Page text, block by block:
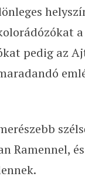
pedig az
Ramennel,